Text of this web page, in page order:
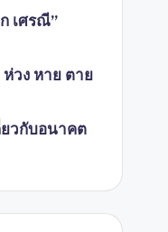
เศรณี”
วง หาย ตาย
วกับอนาคต